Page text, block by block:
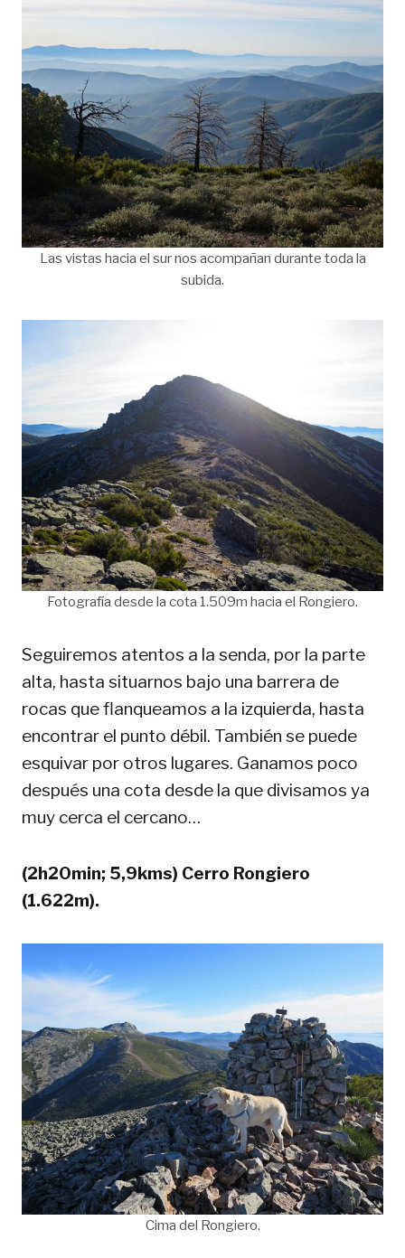
Las vistas hacia el sur nos acompañan durante toda la
subida.
Fotografía desde la cota 1.509m hacia el Rongiero.
Seguiremos atentos a la senda, por la parte
alta, hasta situarnos bajo una barrera de
rocas que flanqueamos a la izquierda, hasta
encontrar el punto débil. También se puede
esquivar por otros lugares. Ganamos poco
después una cota desde la que divisamos ya
muy cerca el cercano…
(2h20min; 5,9kms) Cerro Rongiero
(1.622m).
Cima del Rongiero.